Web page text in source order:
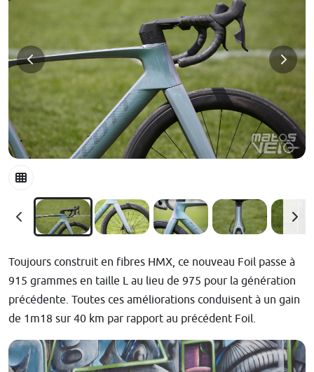
Toujours construit en fibres HMX, ce nouveau Foil passe à
915 grammes en taille L au lieu de 975 pour la génération
précédente. Toutes ces améliorations conduisent à un gain
de 1m18 sur 40 km par rapport au précédent Foil.